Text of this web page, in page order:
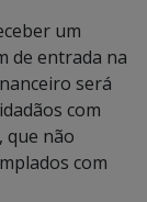
um
de entrada na
será
com
que não
com